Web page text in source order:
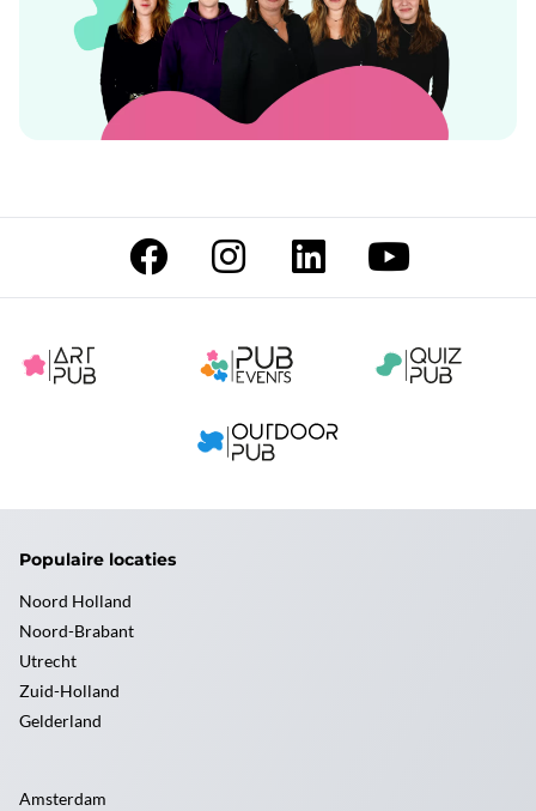
Populaire locaties
Noord Holland
Noord-Brabant
Utrecht
Zuid-Holland
Gelderland
Amsterdam